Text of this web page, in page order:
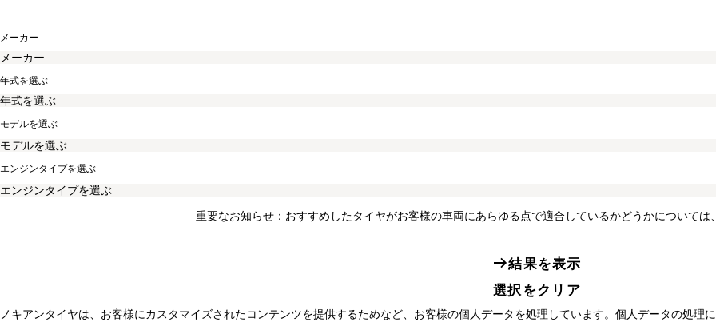
メーカー
年式を選ぶ
モデルを選ぶ
エンジンタイプを選ぶ
重要なお知らせ：おすすめしたタイヤがお客様の車両にあらゆる点で適合しているかどうかについては
結果を表示
選択をクリア
ノキアンタイヤは、お客様にカスタマイズされたコンテンツを提供するためなど、お客様の個人データを処理しています。個人データの処理